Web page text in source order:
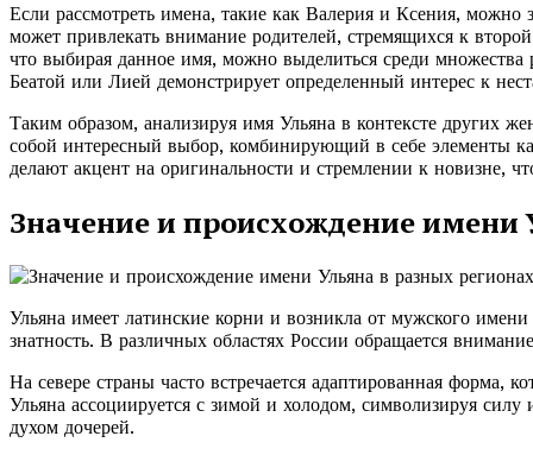
Если рассмотреть имена, такие как Валерия и Ксения, можно
может привлекать внимание родителей, стремящихся к
что выбирая данное имя, можно выделиться среди
Беатой или Лией демонстрирует определенный интерес к
Таким образом, анализируя имя Ульяна в контексте других
собой интересный выбор, комбинирующий в себе элементы
делают акцент на оригинальности и стремлении к новизне,
Значение и происхождение имени
Ульяна имеет латинские корни и возникла от мужского
знатность. В различных областях России обращается
На севере страны часто встречается адаптированная форма,
Ульяна ассоциируется с зимой и холодом, символизируя
духом дочерей.